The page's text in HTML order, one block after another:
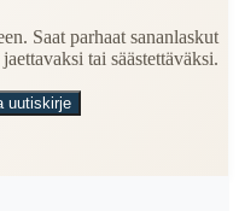
Saat parhaat sananlaskut
tai säästettäväksi.
uutiskirje